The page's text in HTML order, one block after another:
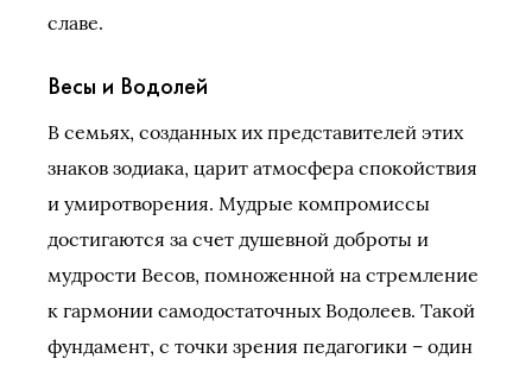
славе.
Весы и Водолей
В семьях, созданных их представителей этих
знаков зодиака, царит атмосфера спокойствия
и умиротворения. Мудрые компромиссы
достигаются за счет душевной доброты и
мудрости Весов, помноженной на стремление
к гармонии самодостаточных Водолеев. Такой
фундамент, с точки зрения педагогики – один